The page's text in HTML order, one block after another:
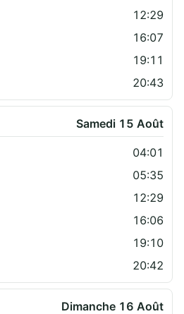
12:29
16:07
19:11
20:43
Samedi 15 Août
04:01
05:35
12:29
16:06
19:10
20:42
Dimanche 16 Août